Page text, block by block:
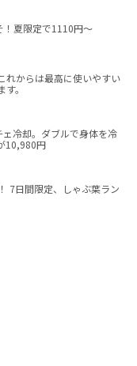
！夏限定で1110円～
れからは最高に使いやすい
。
冷却。ダブルで身体を冷
10,980円
7日間限定、しゃぶ葉ラン